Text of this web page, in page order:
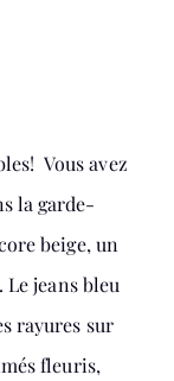
Vous avez
la garde-
beige, un
Le jeans bleu
rayures sur
fleuris,